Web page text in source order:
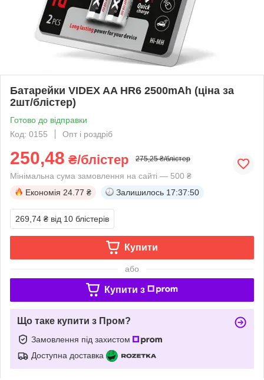
Батарейки VIDEX AA HR6 2500mAh (ціна за
2шт/блістер)
Готово до відправки
Код: 0155
Опт і роздріб
250,48 ₴/блістер 275,25 ₴/блістер
Мінімальна сума замовлення на сайті — 500 ₴
Економія 24.77 ₴ Залишилось 17:37:50
269,74 ₴ від 10 блістерів
Купити
або
Купити з
Що таке купити з Пром?
Замовлення під захистом
Доступна доставка